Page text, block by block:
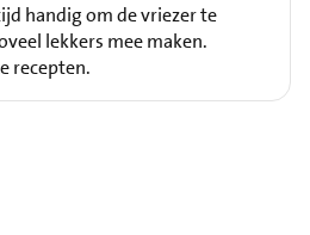
handig om de vriezer te
lekkers mee maken.
recepten.